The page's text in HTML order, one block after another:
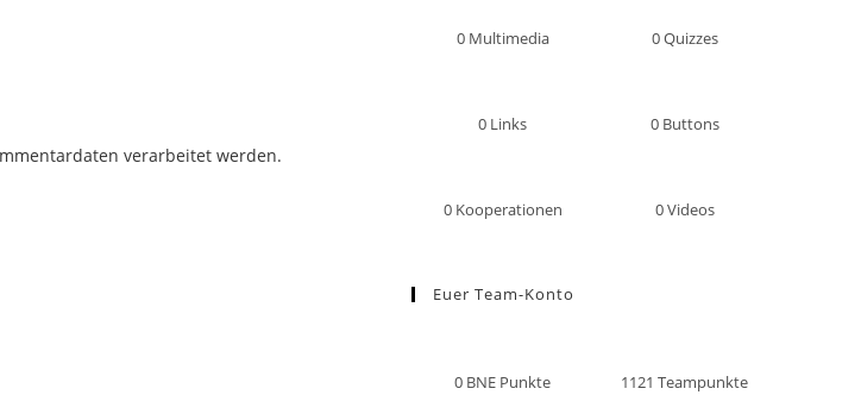
verarbeitet werden.
0 Multimedia 0Quizzes
0 Links 0 Buttons
0 Kooperationen 0Videos
Euer Team-Konto
0 BNE Punkte 1121 Teampunkte